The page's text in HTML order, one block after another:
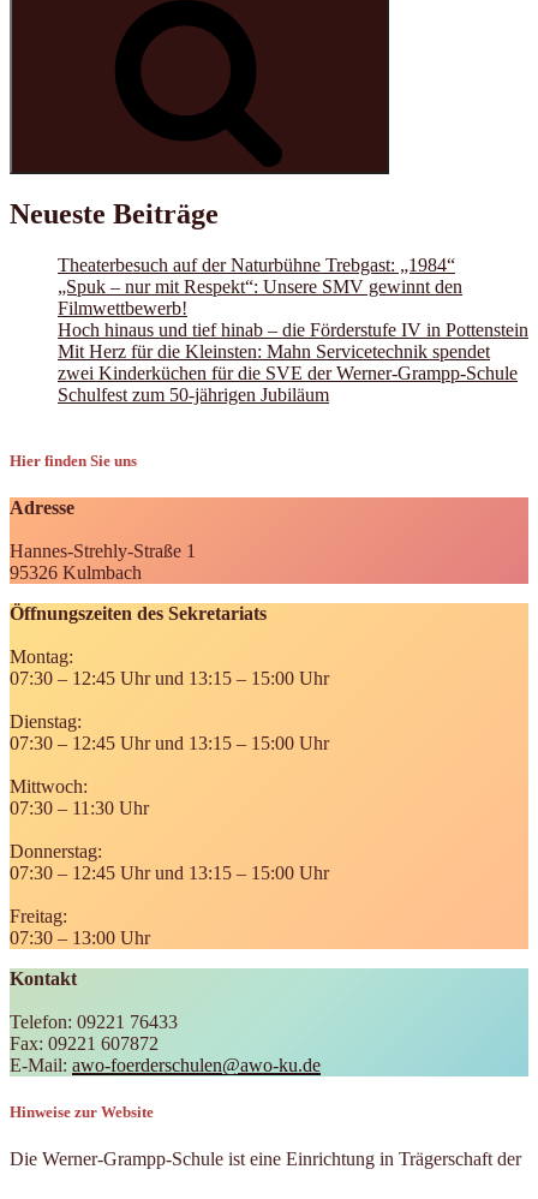
Neueste Beiträge
Theaterbesuch auf der Naturbühne Trebgast: „1984“
„Spuk – nur mit Respekt“: Unsere SMV gewinnt den
Filmwettbewerb!
Hoch hinaus und tief hinab – die Förderstufe IV in Pottenstein
Mit Herz für die Kleinsten: Mahn Servicetechnik spendet
zwei Kinderküchen für die SVE der Werner-Grampp-Schule
Schulfest zum 50-jährigen Jubiläum
Hier finden Sie uns
Adresse
Hannes-Strehly-Straße 1
95326 Kulmbach
Öffnungszeiten des Sekretariats
Montag:
07:30 – 12:45 Uhr und 13:15 – 15:00 Uhr
Dienstag:
07:30 – 12:45 Uhr und 13:15 – 15:00 Uhr
Mittwoch:
07:30 – 11:30 Uhr
Donnerstag:
07:30 – 12:45 Uhr und 13:15 – 15:00 Uhr
Freitag:
07:30 – 13:00 Uhr
Kontakt
Telefon: 09221 76433
Fax: 09221 607872
E-Mail: awo-foerderschulen@awo-ku.de
Hinweise zur Website
Die Werner-Grampp-Schule ist eine Einrichtung in Trägerschaft der